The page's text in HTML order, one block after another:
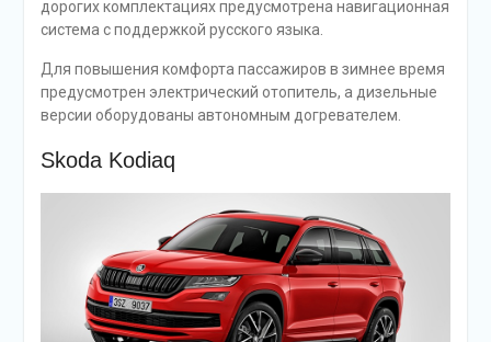
дорогих комплектациях предусмотрена навигационная
система с поддержкой русского языка.
Для повышения комфорта пассажиров в зимнее время
предусмотрен электрический отопитель, а дизельные
версии оборудованы автономным догревателем.
Skoda Kodiaq